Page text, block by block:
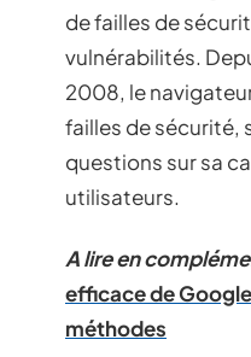
de failles de
vulnérabilités.
2008, le
failles de sécurité,
questions sur sa
utilisateurs.
A lire en
efficace de
méthodes